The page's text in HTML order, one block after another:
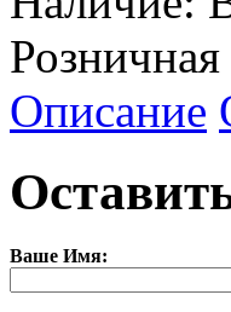
Описание
Ваше Имя: